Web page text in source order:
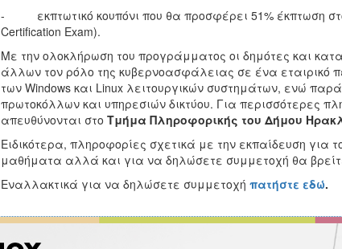
- εκπτωτικό κουπόνι που θα προσφέρει 51% έκπτωση στο
Certification Exam).
Με την ολοκλήρωση του προγράμματος οι δημότες και
άλλων τον ρόλο της κυβερνοασφάλειας σε ένα εταιρικό
των Windows και Linux λειτουργικών συστημάτων, ενώ
πρωτοκόλλων και υπηρεσιών δικτύου. Για περισσότερες
απευθύνονται στο Τμήμα Πληροφορικής του Δήμου
Ειδικότερα, πληροφορίες σχετικά με την εκπαίδευση για
μαθήματα αλλά και για να δηλώσετε συμμετοχή θα
Εναλλακτικά για να δηλώσετε συμμετοχή πατήστε εδώ.